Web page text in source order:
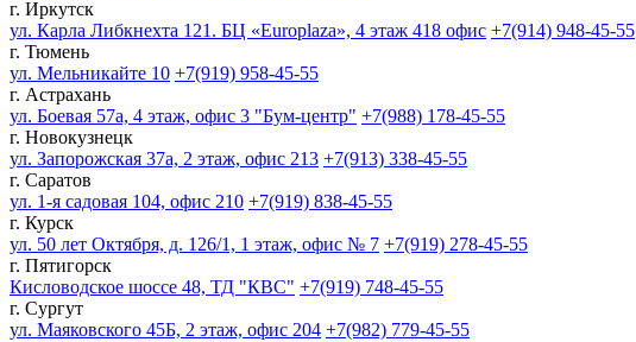
г. Иркутск
ул. Карла Либкнехта 121. БЦ «Europlaza», 4 этаж 418 офис +7(914) 948-45-55
г. Тюмень
ул. Мельникайте 10 +7(919) 958-45-55
г. Астрахань
ул. Боевая 57а, 4 этаж, офис 3 "Бум-центр" +7(988) 178-45-55
г. Новокузнецк
ул. Запорожская 37а, 2 этаж, офис 213 +7(913) 338-45-55
г. Саратов
ул. 1-я садовая 104, офис 210 +7(919) 838-45-55
г. Курск
ул. 50 лет Октября, д. 126/1, 1 этаж, офис № 7 +7(919) 278-45-55
г. Пятигорск
Кисловодское шоссе 48, ТД "КВС" +7(919) 748-45-55
г. Сургут
ул. Маяковского 45Б, 2 этаж, офис 204 +7(982) 779-45-55